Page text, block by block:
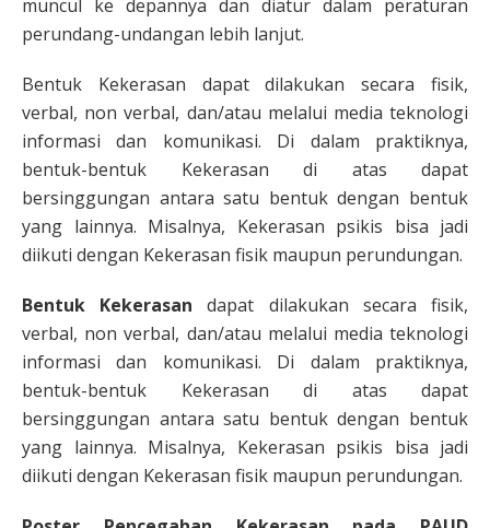
muncul ke depannya dan diatur dalam peraturan
perundang-undangan lebih lanjut.
Bentuk Kekerasan dapat dilakukan secara fisik,
verbal, non verbal, dan/atau melalui media teknologi
informasi dan komunikasi. Di dalam praktiknya,
bentuk-bentuk Kekerasan di atas dapat
bersinggungan antara satu bentuk dengan bentuk
yang lainnya. Misalnya, Kekerasan psikis bisa jadi
diikuti dengan Kekerasan fisik maupun perundungan.
Bentuk Kekerasan dapat dilakukan secara fisik,
verbal, non verbal, dan/atau melalui media teknologi
informasi dan komunikasi. Di dalam praktiknya,
bentuk-bentuk Kekerasan di atas dapat
bersinggungan antara satu bentuk dengan bentuk
yang lainnya. Misalnya, Kekerasan psikis bisa jadi
diikuti dengan Kekerasan fisik maupun perundungan.